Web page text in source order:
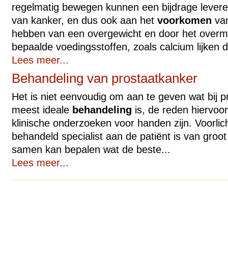
regelmatig bewegen kunnen een bijdrage
van kanker, en dus ook aan het voorkomen
hebben van een overgewicht en door het
bepaalde voedingsstoffen, zoals calcium lijken
Lees meer...
Behandeling van prostaatkanker
Het is niet eenvoudig om aan te geven wat bij
meest ideale behandeling is, de reden
klinische onderzoeken voor handen zijn.
behandeld specialist aan de patiënt is van
samen kan bepalen wat de beste...
Lees meer...